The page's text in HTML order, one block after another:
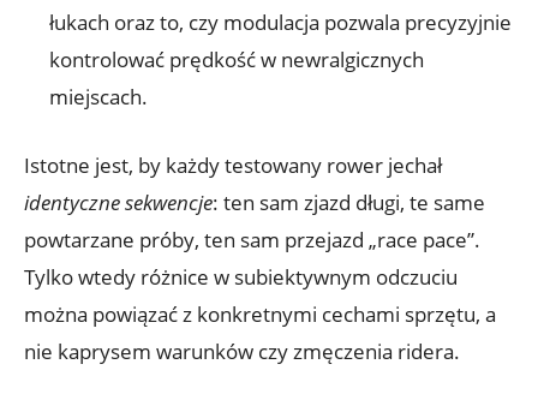
łukach oraz to, czy modulacja pozwala precyzyjnie
kontrolować prędkość w newralgicznych
miejscach.
Istotne jest, by każdy testowany rower jechał
identyczne sekwencje: ten sam zjazd długi, te same
powtarzane próby, ten sam przejazd „race pace”.
Tylko wtedy różnice w subiektywnym odczuciu
można powiązać z konkretnymi cechami sprzętu, a
nie kaprysem warunków czy zmęczenia ridera.